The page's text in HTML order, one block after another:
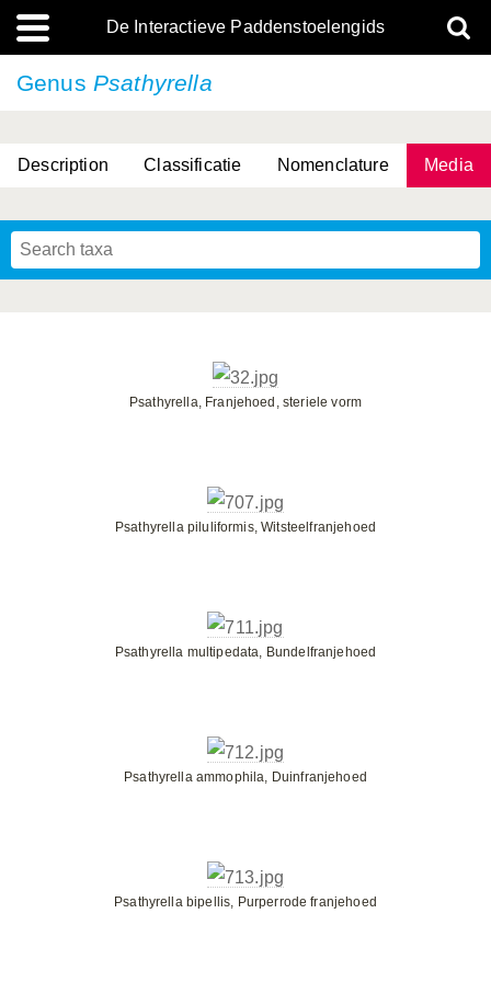
De Interactieve Paddenstoelengids
Genus Psathyrella
Description Classificatie Nomenclature Media
Psathyrella, Franjehoed, steriele vorm
Psathyrella piluliformis, Witsteelfranjehoed
Psathyrella multipedata, Bundelfranjehoed
Psathyrella ammophila, Duinfranjehoed
Psathyrella bipellis, Purperrode franjehoed